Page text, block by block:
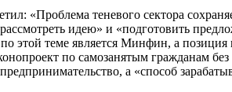
«Проблема теневого сектора
идею» и «подготовить
этой теме является Минфин, а
по самозанятым гражданам
а «способ